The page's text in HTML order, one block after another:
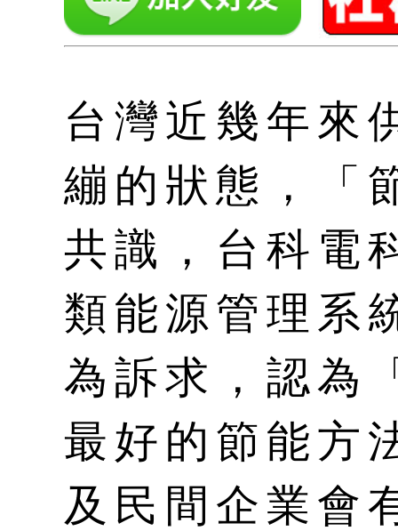
台灣近幾年來
繃的狀態，「
共識，台科電
類能源管理系
為訴求，認為
最好的節能方
及民間企業會